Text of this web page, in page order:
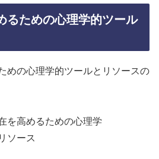
るための心理学的ツール